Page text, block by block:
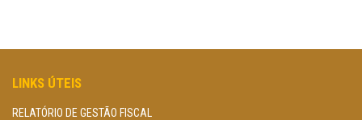
LINKS ÚTEIS
RELATÓRIO DE GESTÃO FISCAL